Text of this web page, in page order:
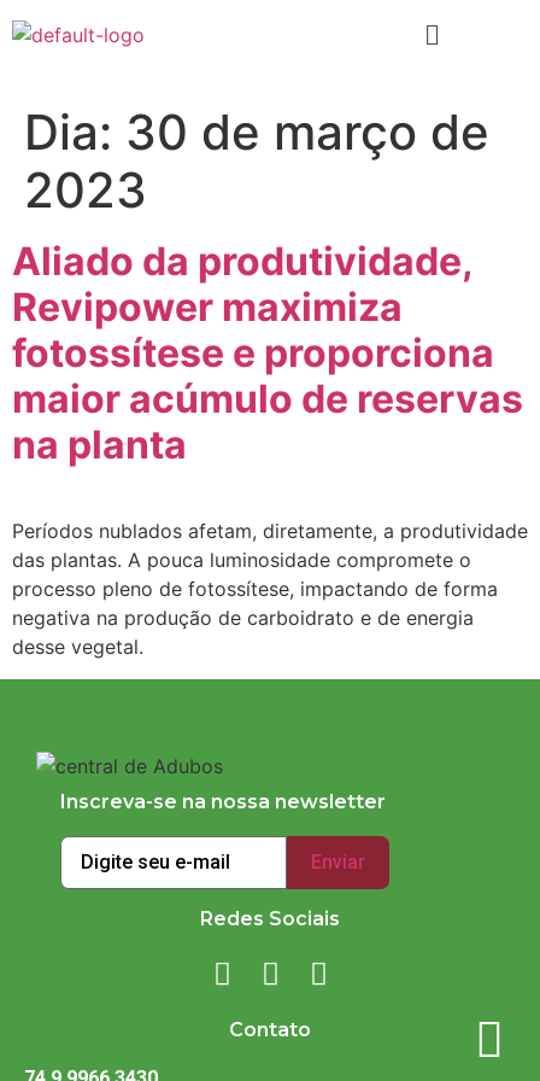
Dia: 30 de março de
2023
Aliado da produtividade,
Revipower maximiza
fotossítese e proporciona
maior acúmulo de reservas
na planta
Períodos nublados afetam, diretamente, a produtividade
das plantas. A pouca luminosidade compromete o
processo pleno de fotossítese, impactando de forma
negativa na produção de carboidrato e de energia
desse vegetal.
Inscreva-se na nossa newsletter
Redes Sociais
Contato